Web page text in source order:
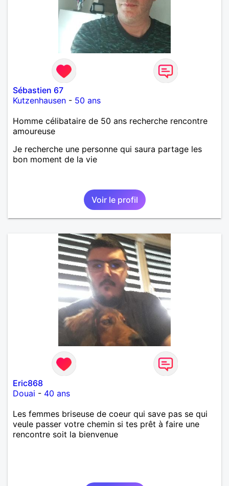
Sébastien 67
Kutzenhausen - 50 ans
Homme célibataire de 50 ans recherche rencontre
amoureuse
Je recherche une personne qui saura partage les
bon moment de la vie
Voir le profil
Eric868
Douai - 40 ans
Les femmes briseuse de coeur qui save pas se qui
veule passer votre chemin si tes prêt à faire une
rencontre soit la bienvenue